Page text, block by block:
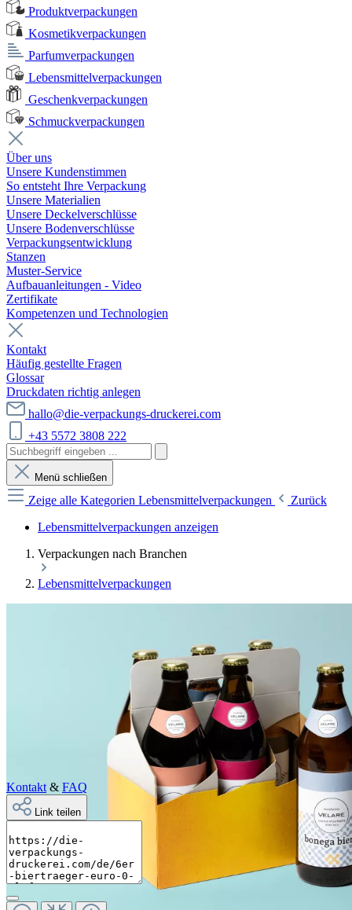
Produktverpackungen
Kosmetikverpackungen
Parfumverpackungen
Lebensmittelverpackungen
Geschenkverpackungen
Schmuckverpackungen
Über uns
Unsere Kundenstimmen
So entsteht Ihre Verpackung
Unsere Materialien
Unsere Deckelverschlüsse
Unsere Bodenverschlüsse
Verpackungsentwicklung
Stanzen
Muster-Service
Aufbauanleitungen - Video
Zertifikate
Kompetenzen und Technologien
Kontakt
Häufig gestellte Fragen
Glossar
Druckdaten richtig anlegen
hallo@die-verpackungs-druckerei.com
+43 5572 3808 222
Menü schließen
Zeige alle Kategorien Lebensmittelverpackungen
Zurück
Lebensmittelverpackungen anzeigen
Verpackungen nach Branchen
Lebensmittelverpackungen
Kontakt & FAQ
Link teilen